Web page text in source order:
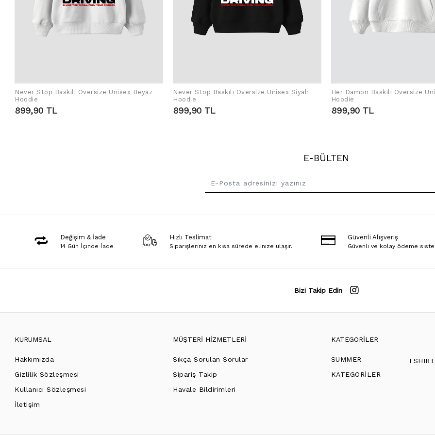
Never Stop Baskılı Oversize Unisex Beyaz
Hoodie
899,90 TL
Never Stop Baskılı Oversize Unisex Siyah
Hoodie
899,90 TL
Her Damon Baskılı Oversize
Hoodie
899,90 TL
E-BÜLTEN
Değişim & İade
14 Gün İçinde İade
Hızlı Teslimat
Siparişleriniz en kısa sürede elinize ulaşır.
Güvenli Alışveriş
Güvenli ve kolay ödeme
Bizi Takip Edin
KURUMSAL
Hakkımızda
Gizlilik Sözleşmesi
Kullanıcı Sözleşmesi
İletişim
MÜŞTERİ HİZMETLERİ
Sıkça Sorulan Sorular
Sipariş Takip
Havale Bildirimleri
KATEGORİLER
SUMMER
KATEGORİLER
TSHIRT